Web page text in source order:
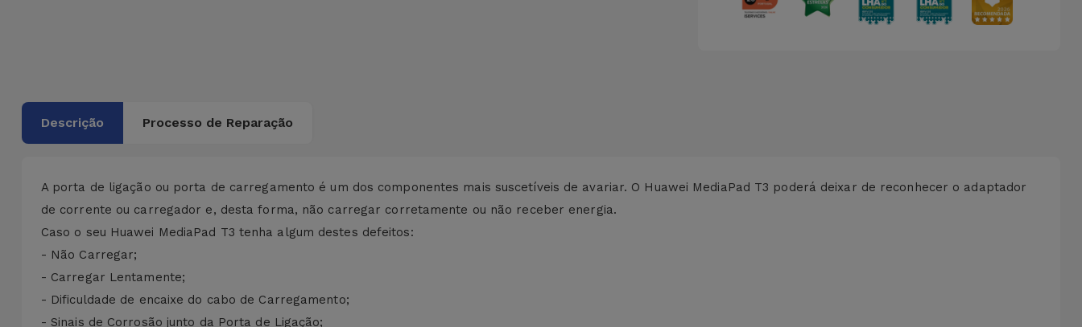
Bicicleta
Computador
iPad e
Tablet
Descrição Processo de Reparação
A porta de ligação ou porta de carregamento é um dos componentes mais suscetíveis de avariar. O Huawei MediaPad T3 poderá deixar de reconhecer o adaptador
de corrente ou carregador e, desta forma, não carregar corretamente ou não receber energia.
Caso o seu Huawei MediaPad T3 tenha algum destes defeitos:
- Não Carregar;
- Carregar Lentamente;
- Dificuldade de encaixe do cabo de Carregamento;
- Sinais de Corrosão junto da Porta de Ligação;